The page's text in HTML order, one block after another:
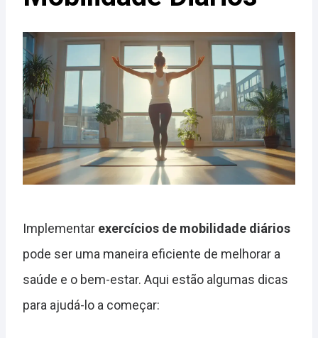
Implementar exercícios de mobilidade diários
pode ser uma maneira eficiente de melhorar a
saúde e o bem-estar. Aqui estão algumas dicas
para ajudá-lo a começar: